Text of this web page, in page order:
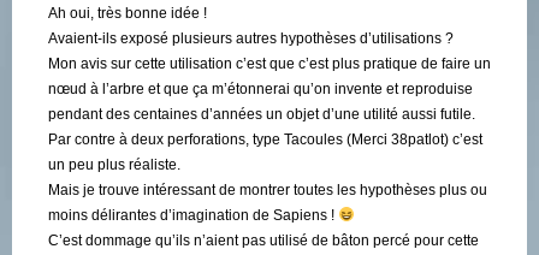
Ah oui, très bonne idée !
Avaient-ils exposé plusieurs autres hypothèses d’utilisations ?
Mon avis sur cette utilisation c’est que c’est plus pratique de faire un
nœud à l’arbre et que ça m’étonnerai qu’on invente et reproduise
pendant des centaines d’années un objet d’une utilité aussi futile.
Par contre à deux perforations, type Tacoules (Merci 38patlot) c’est
un peu plus réaliste.
Mais je trouve intéressant de montrer toutes les hypothèses plus ou
moins délirantes d’imagination de Sapiens !
C’est dommage qu’ils n’aient pas utilisé de bâton percé pour cette